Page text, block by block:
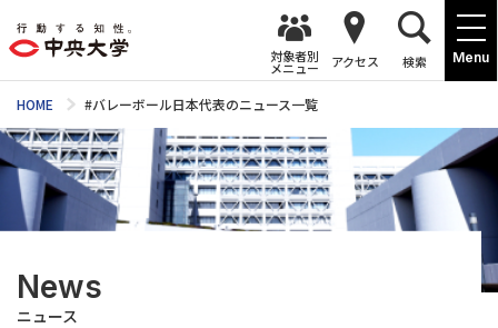
Menu
対象者別
メニュー アクセス 検索
HOME #バレーボール日本代表のニュース一覧
News
ニュース